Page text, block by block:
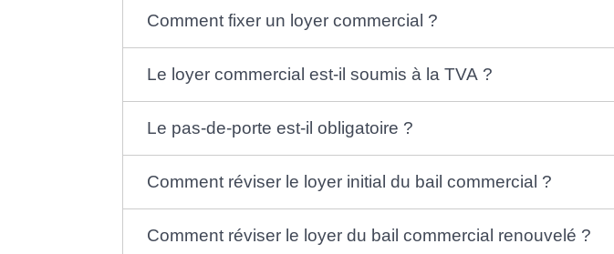
Comment fixer un loyer commercial ?
Le loyer commercial est-il soumis à la TVA ?
Le pas-de-porte est-il obligatoire ?
Comment réviser le loyer initial du bail commercial ?
Comment réviser le loyer du bail commercial renouvelé ?